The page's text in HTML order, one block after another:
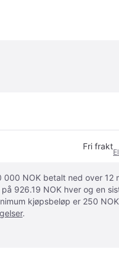
Fri frakt
000 NOK betalt ned over 12
926.19 NOK hver og en
kjøpsbeløp er 250
.